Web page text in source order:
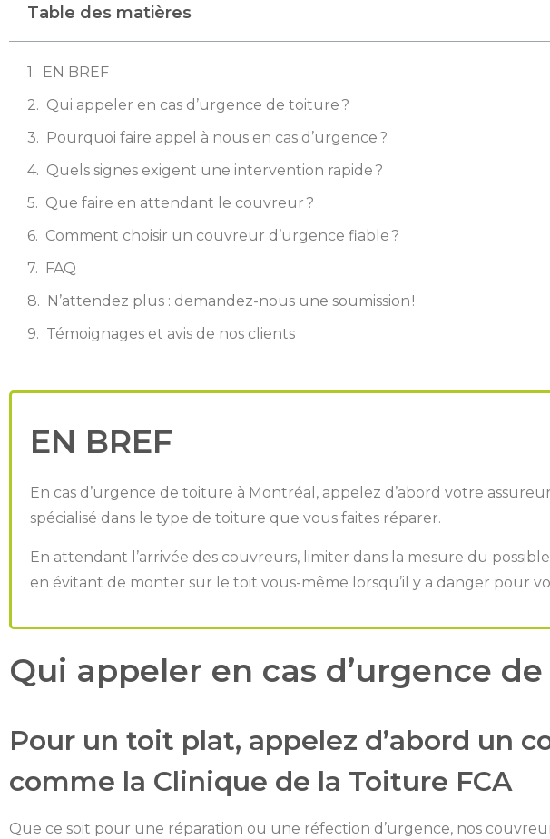
Table des matières
EN BREF
Qui appeler en cas d’urgence de toiture ?
Pourquoi faire appel à nous en cas d’urgence ?
Quels signes exigent une intervention rapide ?
Que faire en attendant le couvreur ?
Comment choisir un couvreur d’urgence fiable ?
FAQ
N’attendez plus : demandez-nous une soumission !
Témoignages et avis de nos clients
EN BREF
En cas d’urgence de toiture à Montréal, appelez d’abord votre
spécialisé dans le type de toiture que vous faites réparer.
En attendant l’arrivée des couvreurs, limiter dans la mesure du
en évitant de monter sur le toit vous-même lorsqu’il y a danger pour
Qui appeler en cas d’urgence
Pour un toit plat, appelez d’abord un
comme la Clinique de la Toiture FCA
Que ce soit pour une réparation ou une réfection d’urgence, nos